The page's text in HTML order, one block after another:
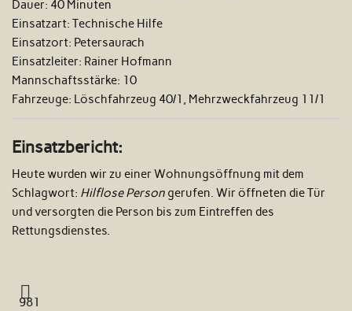
Dauer: 40 Minuten
Einsatzart: Technische Hilfe
Einsatzort: Petersaurach
Einsatzleiter: Rainer Hofmann
Mannschaftsstärke: 10
Fahrzeuge: Löschfahrzeug 40/1, Mehrzweckfahrzeug 11/1
Einsatzbericht:
Heute wurden wir zu einer Wohnungsöffnung mit dem
Schlagwort: Hilflose Person gerufen. Wir öffneten die Tür
und versorgten die Person bis zum Eintreffen des
Rettungsdienstes.
981